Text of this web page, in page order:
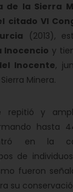
de la Sierra
VI
(2013),
Inocencio y
Inocente,
Minera.
y
hasta
en la
de
fueron
su